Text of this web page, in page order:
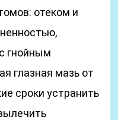
отеком и
гнойным
глазная мазь от
сроки устранить